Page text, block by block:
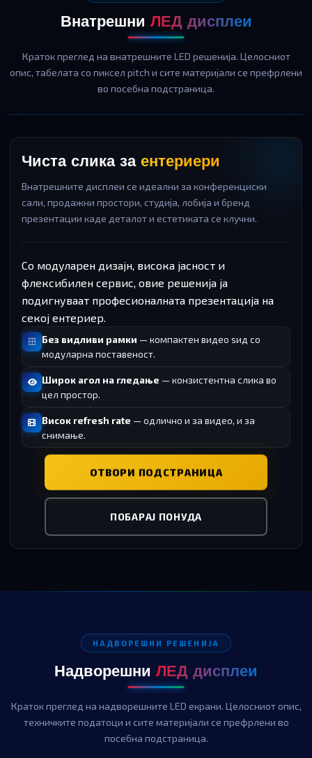
Внатрешни ЛЕД дисплеи
Краток преглед на внатрешните LED решенија. Целосниот
опис, табелата со пиксел pitch и сите материјали се префрлени
во посебна подстраница.
Чиста слика за ентериери
Внатрешните дисплеи се идеални за конференциски
сали, продажни простори, студија, лобија и бренд
презентации каде деталот и естетиката се клучни.
Со модуларен дизајн, висока јасност и
флексибилен сервис, овие решенија ја
подигнуваат професионалната презентација на
секој ентериер.
Без видливи рамки — компактен видео ѕид со
модуларна поставеност.
Широк агол на гледање — конзистентна слика во
цел простор.
Висок refresh rate — одлично и за видео, и за
снимање.
ОТВОРИ ПОДСТРАНИЦА
ПОБАРАЈ ПОНУДА
НАДВОРЕШНИ РЕШЕНИЈА
Надворешни ЛЕД дисплеи
Краток преглед на надворешните LED екрани. Целосниот опис,
техничките податоци и сите материјали се префрлени во
посебна подстраница.